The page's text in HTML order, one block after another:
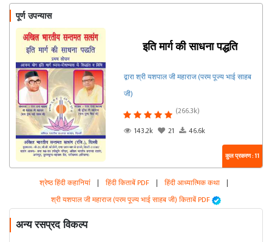
पूर्ण उपन्यास
इति मार्ग की साधना पद्धति
द्वारा श्री यशपाल जी महाराज (परम पूज्य भाई साहब
जी)
(266.3k)
143.2k
21 46.6k
कुल प्रकरण : 11
श्रेष्ठ हिंदी कहानियां | हिंदी किताबें PDF | हिंदी आध्यात्मिक कथा |
श्री यशपाल जी महाराज (परम पूज्य भाई साहब जी) किताबें PDF
अन्य रसप्रद विकल्प